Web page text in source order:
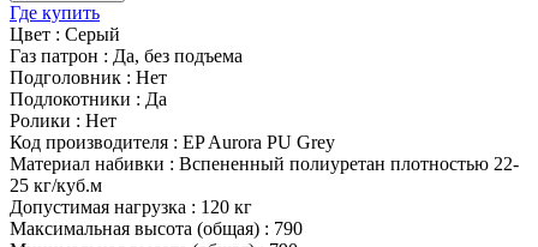
Где купить
Цвет : Серый
Газ патрон : Да, без подъема
Подголовник : Нет
Подлокотники : Да
Ролики : Нет
Код производителя : EP Aurora PU Grey
Материал набивки : Вспененный полиуретан плотностью 22-
25 кг/куб.м
Допустимая нагрузка : 120 кг
Максимальная высота (общая) : 790